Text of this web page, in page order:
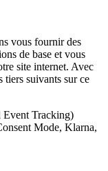
vous fournir des
de base et vous
site internet. Avec
tiers suivants sur ce
Event Tracking)
Mode, Klarna,